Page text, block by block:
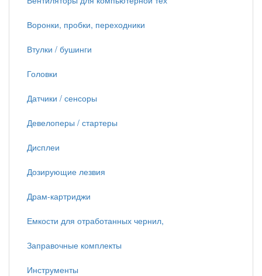
Воронки, пробки, переходники
Втулки / бушинги
Головки
Датчики / сенсоры
Девелоперы / стартеры
Дисплеи
Дозирующие лезвия
Драм-картриджи
Емкости для отработанных чернил,
Заправочные комплекты
Инструменты